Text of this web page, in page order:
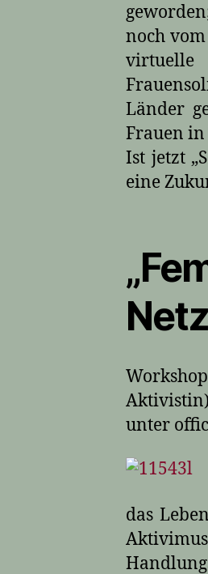
noch
virtuelle
Länder
Frauen
Ist jetzt
eine
unter
das